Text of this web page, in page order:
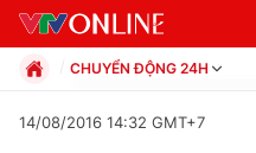
CHUYỂN ĐỘNG 24H
Xã hội
14/08/2016 14:32 GMT+7